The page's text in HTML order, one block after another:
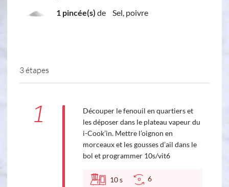
1 pincée(s) de Sel, poivre
3 étapes
1
Découper le fenouil en quartiers et
les déposer dans le plateau vapeur du
i-Cook’in. Mettre l’oignon en
morceaux et les gousses d’ail dans le
bol et programmer 10s/vit6
10s 6